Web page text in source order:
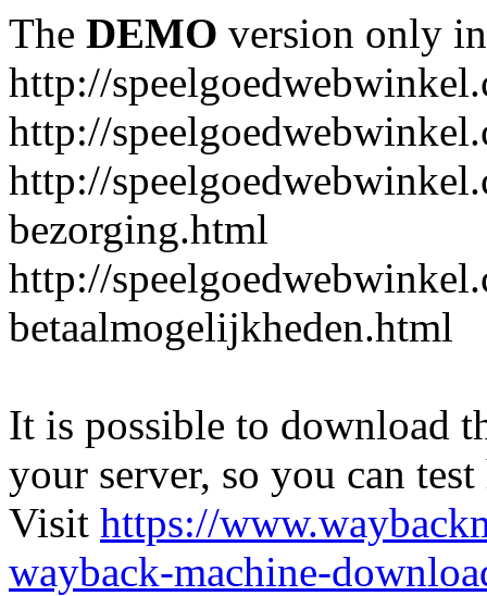
The DEMO version only
http://
http://
http://
bezorging.html
http://
betaalmogelijkheden.html
It is possible to download
your server, so you can
Visit https://
wayback-machine-